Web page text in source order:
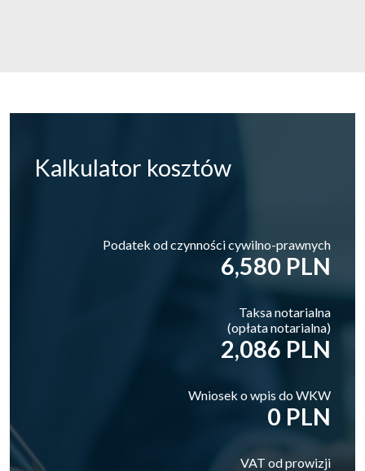
Kalkulator kosztów
Podatek od czynności cywilno-prawnych
6,580 PLN
Taksa notarialna
(opłata notarialna)
2,086 PLN
Wniosek o wpis do WKW
0 PLN
VAT od prowizji